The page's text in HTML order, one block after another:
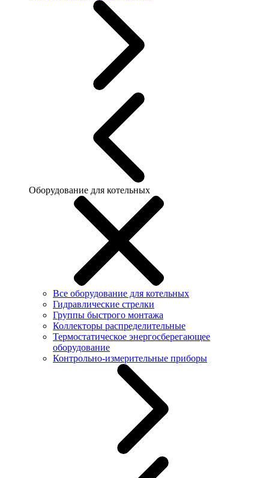
Оборудование для котельных
Все оборудование для котельных
Гидравлические стрелки
Группы быстрого монтажа
Коллекторы распределительные
Термостатическое энергосберегающее
оборудование
Контрольно-измерительные приборы